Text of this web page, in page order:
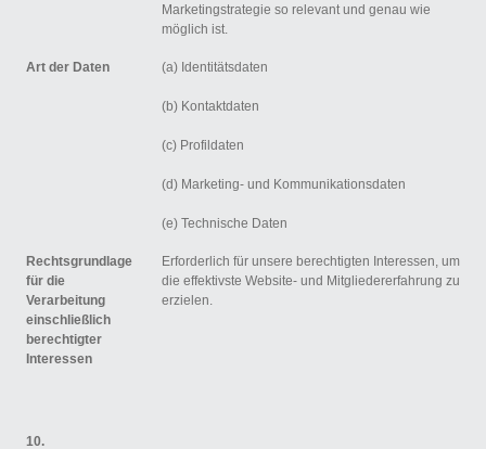
Marketingstrategie so relevant und genau wie
möglich ist.
Art der Daten (a) Identitätsdaten
(b) Kontaktdaten
(c) Profildaten
(d) Marketing- und Kommunikationsdaten
(e) Technische Daten
Rechtsgrundlage
für die
Verarbeitung
einschließlich
berechtigter
Interessen
Erforderlich für unsere berechtigten Interessen, um
die effektivste Website- und Mitgliedererfahrung zu
erzielen.
10.